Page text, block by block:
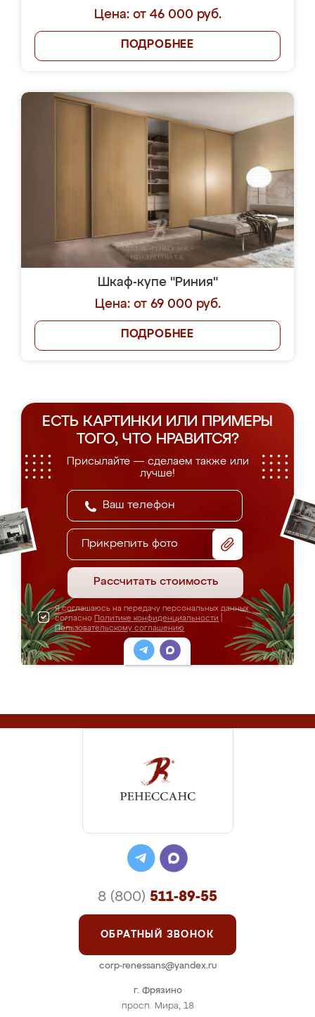
Цена: от 46 000 руб.
ПОДРОБНЕЕ
Шкаф-купе "Риния"
Цена: от 69 000 руб.
ПОДРОБНЕЕ
ЕСТЬ КАРТИНКИ ИЛИ ПРИМЕРЫ
ТОГО, ЧТО НРАВИТСЯ?
Присылайте — сделаем также или
лучше!
Прикрепить фото
Рассчитать стоимость
Я соглашаюсь на передачу персональных данных
согласно Политике конфиденциальности
Пользовательскому соглашению
г. Фрязино
просп. Мира, 18
8 (800) 511-89-55
ОБРАТНЫЙ ЗВОНОК
corp-renessans@yandex.ru